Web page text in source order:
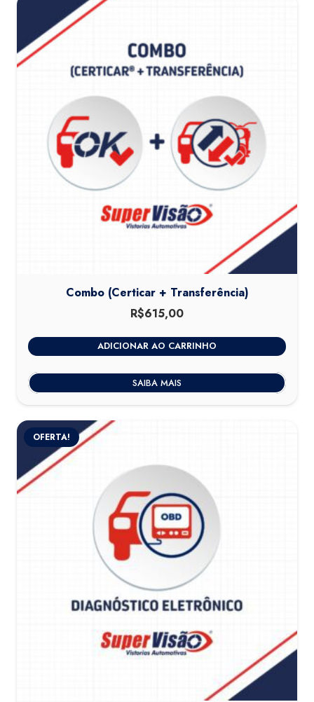
Combo (Certicar + Transferência)
R$615,00
ADICIONAR AO CARRINHO
SAIBA MAIS
OFERTA!